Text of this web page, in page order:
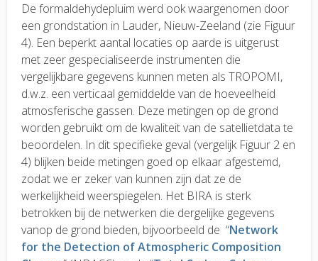
De formaldehydepluim werd ook waargenomen door
een grondstation in Lauder, Nieuw-Zeeland (zie Figuur
4). Een beperkt aantal locaties op aarde is uitgerust
met zeer gespecialiseerde instrumenten die
vergelijkbare gegevens kunnen meten als TROPOMI,
d.w.z. een verticaal gemiddelde van de hoeveelheid
atmosferische gassen. Deze metingen op de grond
worden gebruikt om de kwaliteit van de satellietdata te
beoordelen. In dit specifieke geval (vergelijk Figuur 2 en
4) blijken beide metingen goed op elkaar afgestemd,
zodat we er zeker van kunnen zijn dat ze de
werkelijkheid weerspiegelen. Het BIRA is sterk
betrokken bij de netwerken die dergelijke gegevens
vanop de grond bieden, bijvoorbeeld de “Network
for the Detection of Atmospheric Composition